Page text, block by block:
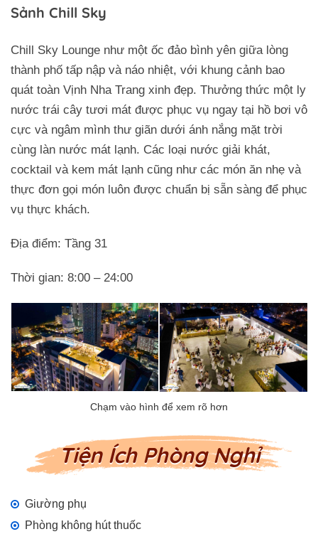
Sảnh Chill Sky
Chill Sky Lounge như một ốc đảo bình yên giữa lòng
thành phố tấp nập và náo nhiệt, với khung cảnh bao
quát toàn Vịnh Nha Trang xinh đẹp. Thưởng thức một ly
nước trái cây tươi mát được phục vụ ngay tại hồ bơi vô
cực và ngâm mình thư giãn dưới ánh nắng mặt trời
cùng làn nước mát lạnh. Các loại nước giải khát,
cocktail và kem mát lạnh cũng như các món ăn nhẹ và
thực đơn gọi món luôn được chuẩn bị sẵn sàng để phục
vụ thực khách.
Địa điểm: Tầng 31
Thời gian: 8:00 – 24:00
Tiện Ích Phòng Nghỉ
Giường phụ
Phòng không hút thuốc